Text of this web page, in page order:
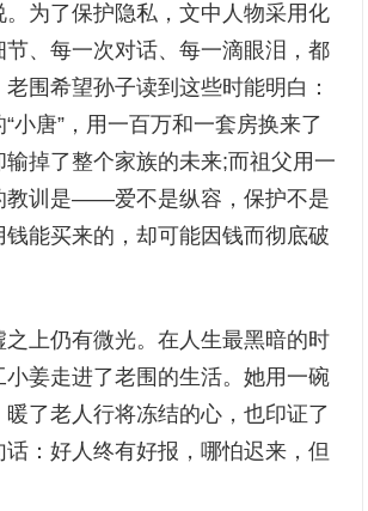
为了保护隐私，文中人物采用化
节、每一次对话、每一滴眼泪，都
围希望孙子读到这些时能明白：
小唐”，用一百万和一套房换来了
掉了整个家族的未来;而祖父用一
教训是——爱不是纵容，保护不是
钱能买来的，却可能因钱而彻底破
上仍有微光。在人生最黑暗的时
小姜走进了老围的生活。她用一碗
了老人行将冻结的心，也印证了
：好人终有好报，哪怕迟来，但